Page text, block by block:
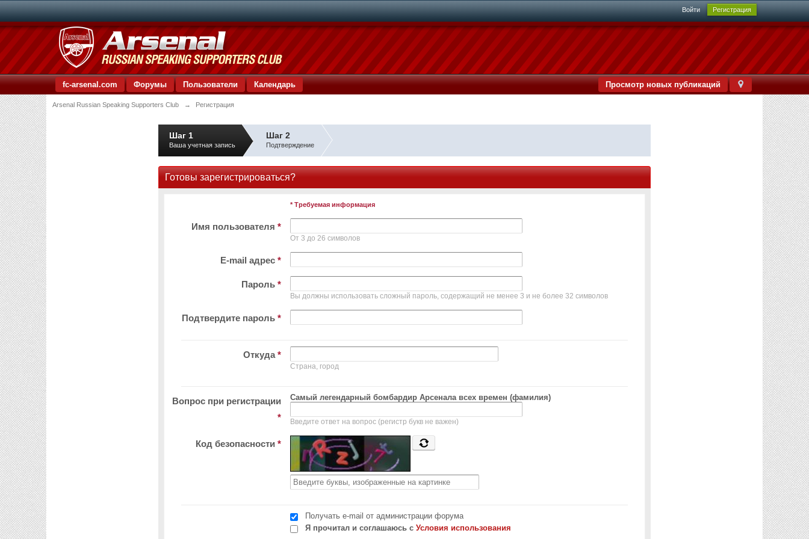
Войти Регистрация
Просмотр новых публикаций
fc-arsenal.com Форумы Пользователи Календарь
Arsenal Russian Speaking Supporters Club → Регистрация
Шаг 1
Ваша учетная запись
Шаг 2
Подтверждение
Готовы зарегистрироваться?
* Требуемая информация
Имя пользователя *
От 3 до 26 символов
E-mail адрес *
Пароль *
Вы должны использовать сложный пароль, содержащий не менее 3 и не более 32 символов
Подтвердите пароль *
Откуда*
Страна, город
Вопрос при регистрации
*
Самый легендарный бомбардир Арсенала всех времен (фамилия)
Введите ответ на вопрос (регистр букв не важен)
Код безопасности *
Получать e-mail от администрации форума
Я прочитал и соглашаюсь с Условия использования